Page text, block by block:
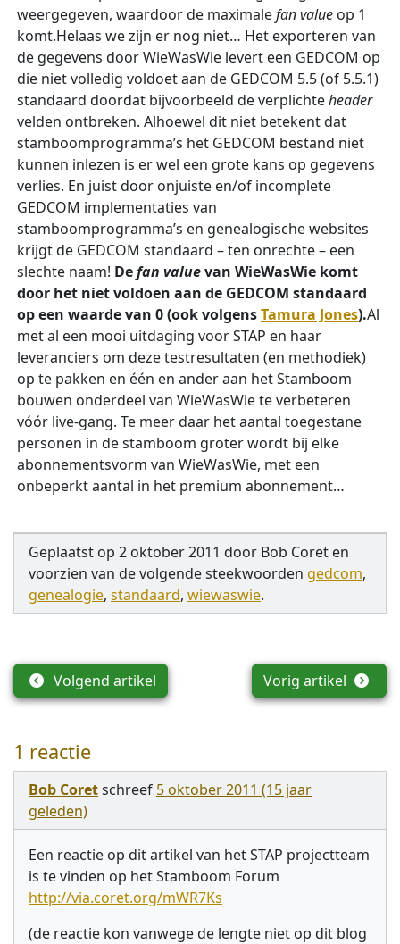
weergegeven, waardoor de maximalefan value op 1
komt.Helaas we zijn er nog niet… Het exporteren van
de gegevens door WieWasWie levert een GEDCOM op
die niet volledig voldoet aan de GEDCOM 5.5 (of 5.5.1)
standaard doordat bijvoorbeeld de verplichteheader
velden ontbreken. Alhoewel dit niet betekent dat
stamboomprogramma’s het GEDCOM bestand niet
kunnen inlezen is er wel een grote kans op gegevens
verlies. En juist door onjuiste en/of incomplete
GEDCOM implementaties van
stamboomprogramma’s en genealogische websites
krijgt de GEDCOM standaard – ten onrechte – een
slechte naam! Defan valuevan WieWasWie komt
door het niet voldoen aan de GEDCOM standaard
op een waarde van 0 (ook volgensTamura Jones).Al
met al een mooi uitdaging voor STAP en haar
leveranciers om deze testresultaten (en methodiek)
op te pakken en één en ander aan het Stamboom
bouwen onderdeel van WieWasWie te verbeteren
vóór live-gang. Te meer daar het aantal toegestane
personen in de stamboom groter wordt bij elke
abonnementsvorm van WieWasWie, met een
onbeperkt aantal in het premium abonnement…
Geplaatst op 2 oktober 2011 door Bob Coret en
voorzien van de volgende steekwoorden gedcom,
genealogie, standaard, wiewaswie.
Vorig artikel
Volgend artikel
1 reactie
Bob Coretschreef 5 oktober 2011 (15 jaar
geleden)
Een reactie op dit artikel van het STAP projectteam
is te vinden op het Stamboom Forum
http://via.coret.org/mWR7Ks
(de reactie kon vanwege de lengte niet op dit blog